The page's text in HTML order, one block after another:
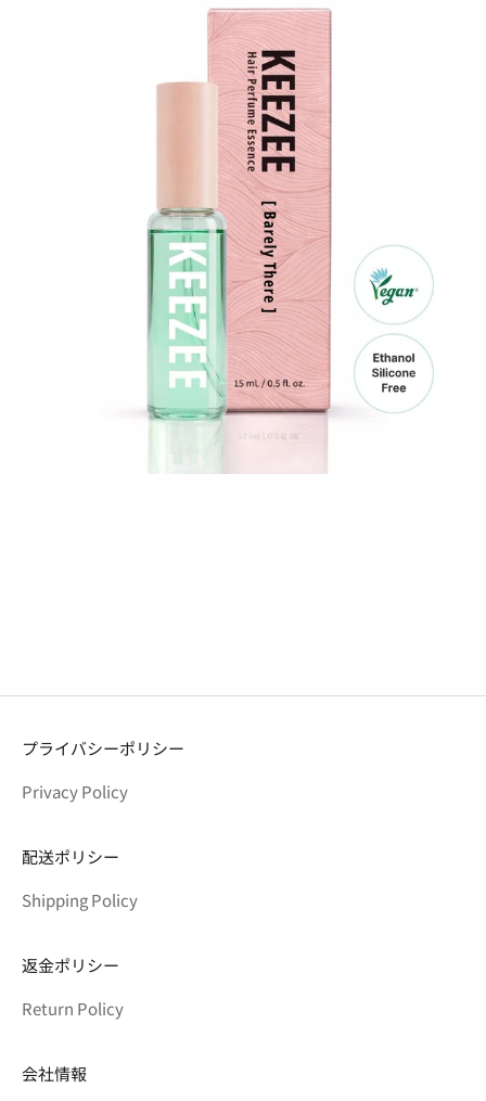
プライバシーポリシー
Privacy Policy
配送ポリシー
Shipping Policy
返金ポリシー
Return Policy
会社情報